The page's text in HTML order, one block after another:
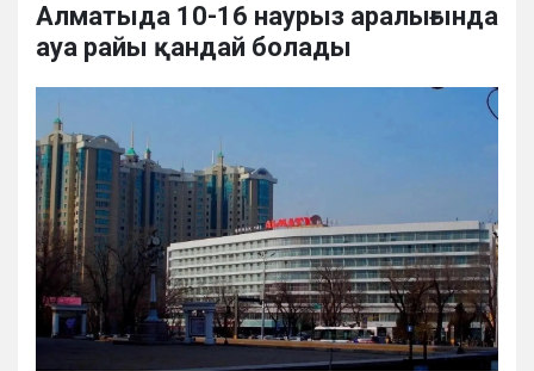
Алматыда 10-16 наурыз аралығында
ауа райы қандай болады